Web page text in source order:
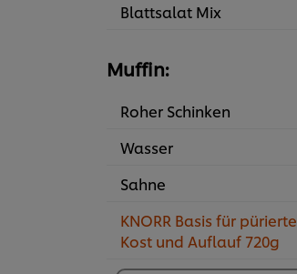
Blattsalat Mix
Muffin:
Roher Schinken
Wasser
Sahne
KNORR Basis für pürierte
Kost und Auflauf 720g